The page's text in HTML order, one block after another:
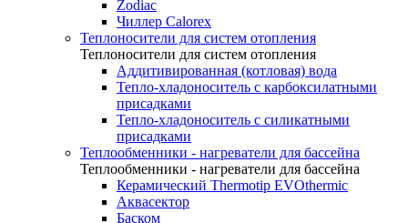
Zodiac
Чиллер Calorex
Теплоносители для систем отопления
Теплоносители для систем отопления
Аддитивированная (котловая) вода
Тепло-хладоноситель с карбоксилатными
присадками
Тепло-хладоноситель с силикатными
присадками
Теплообменники - нагреватели для бассейна
Теплообменники - нагреватели для бассейна
Керамический Thermotip EVOthermic
Аквасектор
Баском